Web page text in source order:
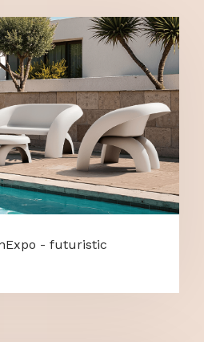
- futuristic